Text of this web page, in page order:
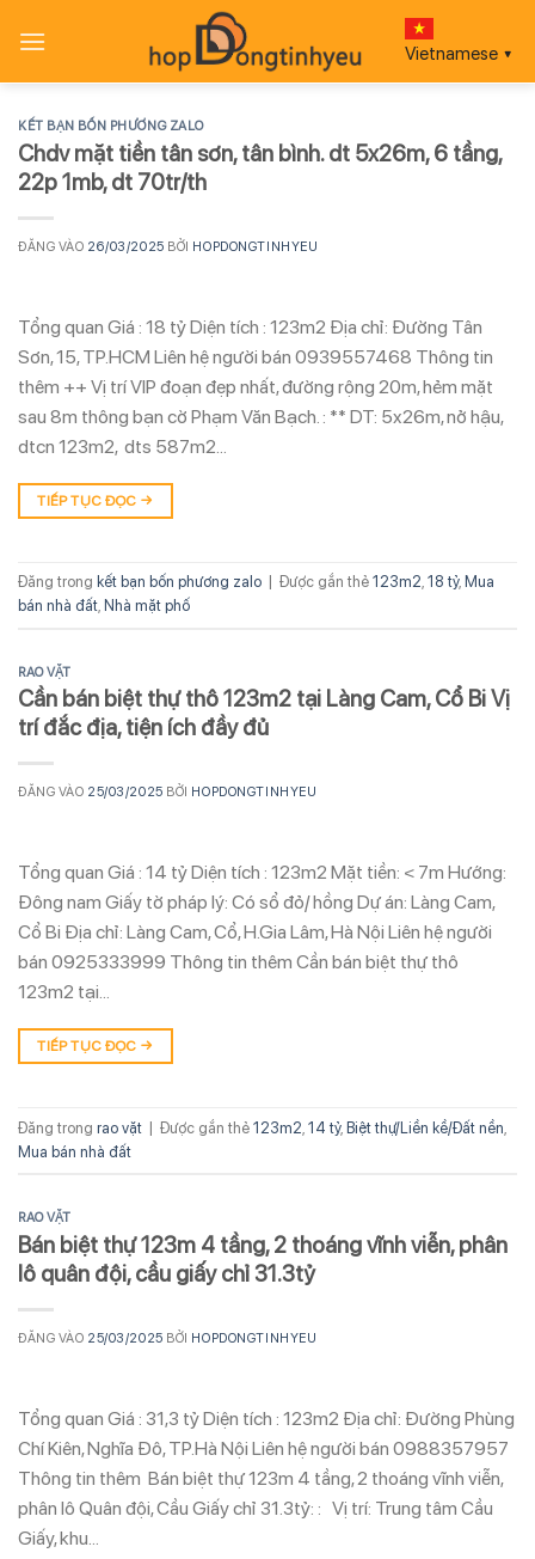
qua
Vietnamese ▼
KẾT BẠN BỐN PHƯƠNG ZALO
Chdv mặt tiền tân sơn, tân bình. dt 5x26m, 6 tầng,
22p 1mb, dt 70tr/th
ĐĂNG VÀO 26/03/2025 BỞI HOPDONGTINHYEU
Tổng quan Giá : 18 tỷ Diện tích : 123m2 Địa chỉ: Đường Tân
Sơn, 15, TP.HCM Liên hệ người bán 0939557468 Thông tin
thêm ++ Vị trí VIP đoạn đẹp nhất, đường rộng 20m, hẻm mặt
sau 8m thông bạn cờ Phạm Văn Bạch. : ** DT: 5x26m, nở hậu,
dtcn 123m2, dts 587m2…
TIẾP TỤC ĐỌC →
Đăng trong kết bạn bốn phương zalo Được gắn thẻ 123m2 18 tỷ, Mua
bán nhà đất Nhà mặt phố
RAO VẶT
Cần bán biệt thự thô 123m2 tại Làng Cam, Cổ Bi Vị
trí đắc địa, tiện ích đầy đủ
ĐĂNG VÀO 25/03/2025 BỞI HOPDONGTINHYEU
Tổng quan Giá : 14 tỷ Diện tích : 123m2 Mặt tiền: < 7m Hướng:
Đông nam Giấy tờ pháp lý: Có sổ đỏ/ hồng Dự án: Làng Cam,
Cổ Bi Địa chỉ: Làng Cam, Cổ, H.Gia Lâm, Hà Nội Liên hệ người
bán 0925333999 Thông tin thêm Cần bán biệt thự thô
123m2 tại…
TIẾP TỤC ĐỌC →
Đăng trong rao vặt | Được gắn thẻ 123m2 14 tỷ, Biệt thự/Liền kề/Đất nền
Mua bán nhà đất
RAO VẶT
Bán biệt thự 123m 4 tầng, 2 thoáng vĩnh viễn, phân
lô quân đội, cầu giấy chỉ 31.3tỷ
ĐĂNG VÀO 25/03/2025 BỞI HOPDONGTINHYEU
Tổng quan Giá : 31,3 tỷ Diện tích : 123m2 Địa chỉ: Đường Phùng
Chí Kiên, Nghĩa Đô, TP.Hà Nội Liên hệ người bán 0988357957
Thông tin thêm Bán biệt thự 123m 4 tầng, 2 thoáng vĩnh viễn,
phân lô Quân đội, Cầu Giấy chỉ 31.3tỷ: : Vị trí: Trung tâm Cầu
Giấy, khu…